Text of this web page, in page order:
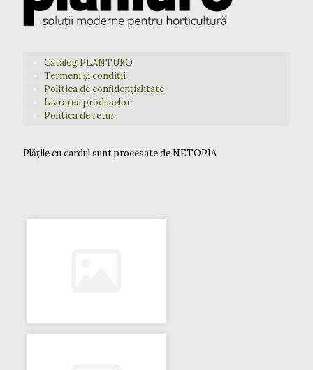
Catalog PLANTURO
Termeni și condiții
Politica de confidențialitate
Livrarea produselor
Politica de retur
Plățile cu cardul sunt procesate de NETOPIA